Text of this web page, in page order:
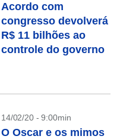
Acordo com
congresso devolverá
R$ 11 bilhões ao
controle do governo
14/02/20 - 9:00min
O Oscar e os mimos